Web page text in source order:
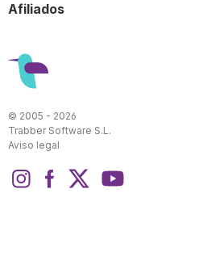
Afiliados
© 2005 - 2026
Trabber Software S.L.
Aviso legal